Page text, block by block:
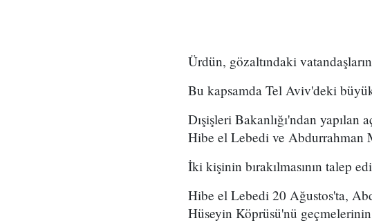
Ürdün, gözaltındaki
Bu kapsamda Tel Aviv'deki
Dışişleri Bakanlığı'ndan
Hibe el Lebedi ve Abdurrahman
İki kişinin bırakılmasının talep
Hibe el Lebedi 20 Ağustos'ta,
Hüseyin Köprüsü'nü geçmelerinin